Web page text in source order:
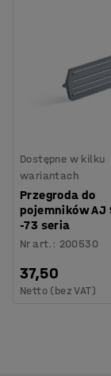
Dostępne w kilku
wariantach
Przegroda do
pojemników AJ
-73 seria
Nr art. : 200530
37,50
Netto (bez VAT)